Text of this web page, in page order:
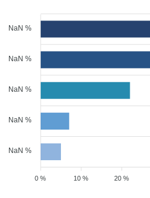
NaN %
NaN %
NaN %
NaN %
NaN %
20 %
10 %
0 %